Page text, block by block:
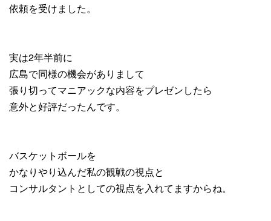
依頼を受けました。
実は2年半前に
広島で同様の機会がありまして
張り切ってマニアックな内容をプレゼンしたら
意外と好評だったんです。
バスケットボールを
かなりやり込んだ私の観戦の視点と
コンサルタントとしての視点を入れてますからね。